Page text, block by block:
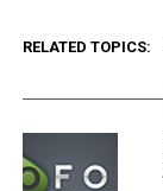
RELATED TOPICS: